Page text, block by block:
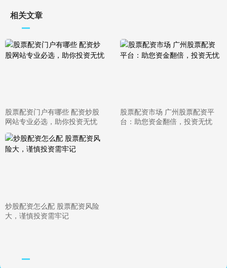
相关文章
股票配资门户有哪些 配资炒股
网站专业必选，助你投资无忧
股票配资市场 广州股票配资平
台：助您资金翻倍，投资无忧
炒股配资怎么配 股票配资风险
大，谨慎投资需牢记